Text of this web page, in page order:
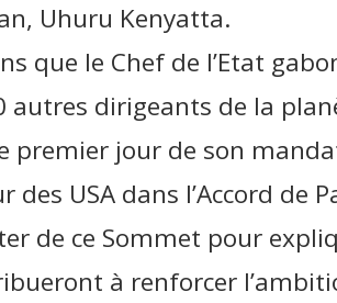
Uhuru Kenyatta.
que le Chef de l’Etat
autres dirigeants de la
premier jour de son
des USA dans l’Accord de
de ce Sommet pour
à renforcer